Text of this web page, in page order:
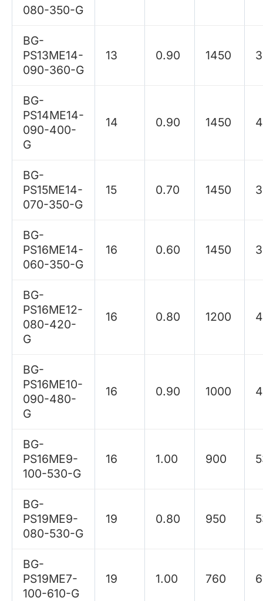
080-350-G
BG-
PS13ME14-
090-360-G
13 0.90 1450
BG-
PS14ME14-
090-400-
G
14 0.90 1450
BG-
PS15ME14-
070-350-G
15 0.70 1450
BG-
PS16ME14-
060-350-G
16 0.60 1450
BG-
PS16ME12-
080-420-
G
16 0.80 1200
BG-
PS16ME10-
090-480-
G
16 0.90 1000
BG-
PS16ME9-
100-530-G
16 1.00 900
BG-
PS19ME9-
080-530-G
19 0.80 950
BG-
PS19ME7-
100-610-G
19 1.00 760